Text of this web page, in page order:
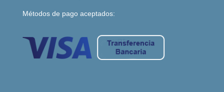
Métodos de pago aceptados: